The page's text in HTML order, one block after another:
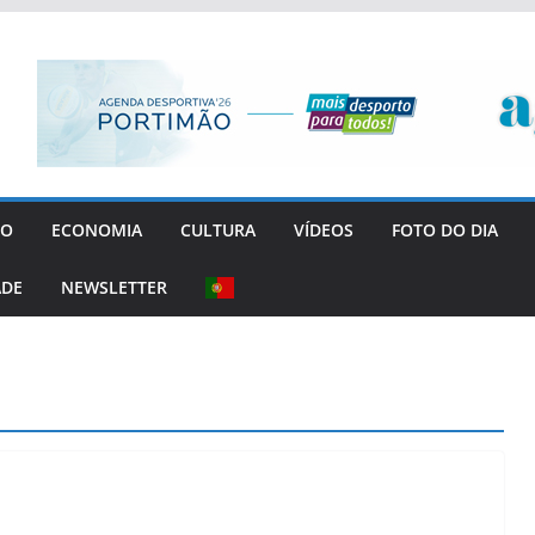
ECONOMIA CULTURA VÍDEOS FOTO DO DIA
NEWSLETTER